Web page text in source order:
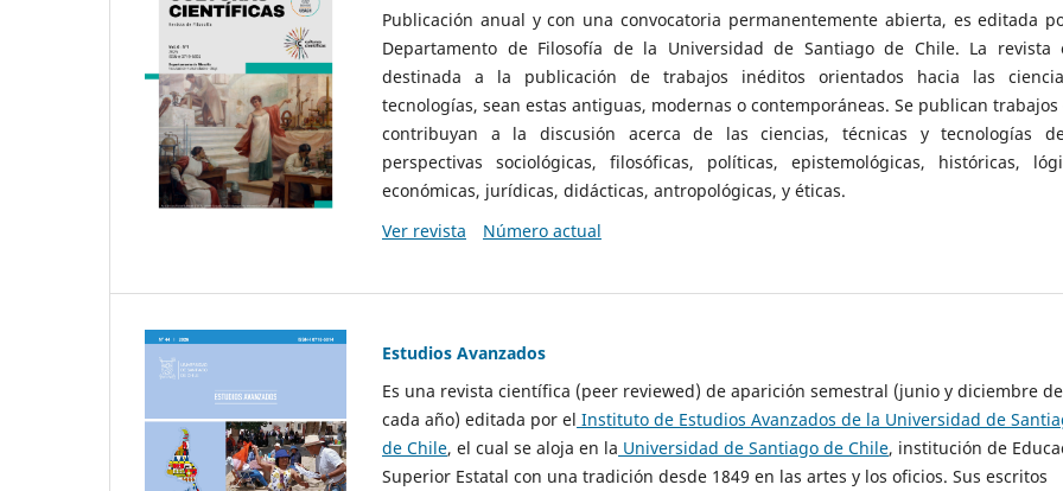
Publicación anual y con una convocatoria permanentemente abierta, es editada
Departamento de Filosofía de la Universidad de Santiago de Chile. La revista
destinada a la publicación de trabajos inéditos orientados hacia las
tecnologías, sean estas antiguas, modernas o contemporáneas. Se publican
contribuyan a la discusión acerca de las ciencias, técnicas y tecnologías
perspectivas sociológicas, filosóficas, políticas, epistemológicas, históricas,
económicas, jurídicas, didácticas, antropológicas, y éticas.
Ver revista
Número actual
Estudios Avanzados
Es una revista científica (peer reviewed) de aparición semestral (junio y diciembre de
cada año) editada por el Instituto de Estudios Avanzados de la Universidad de
de Chile, el cual se aloja en la Universidad de Santiago de Chile, institución de
Superior Estatal con una tradición desde 1849 en las artes y los oficios. Sus escritos